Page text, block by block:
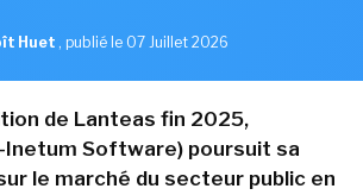
Huet , publié le 07 Juillet 2026
de Lanteas fin 2025,
Inetum Software) poursuit sa
le marché du secteur public en